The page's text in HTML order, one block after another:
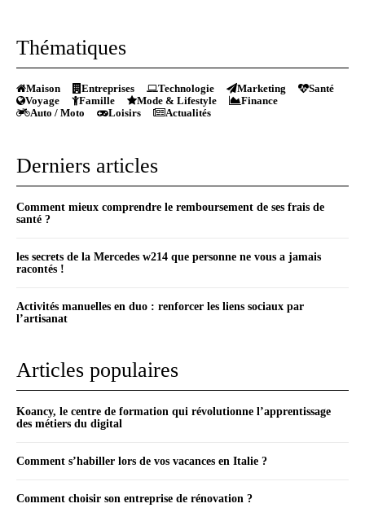
Thématiques
Maison Entreprises Technologie Marketing
Santé
Voyage
Famille Mode & Lifestyle
Finance
Auto / Moto
Loisirs Actualités
Derniers articles
Comment mieux comprendre le remboursement de ses frais de
santé ?
les secrets de la Mercedes w214 que personne ne vous a jamais
racontés !
Activités manuelles en duo : renforcer les liens sociaux par
l’artisanat
Articles populaires
Koancy, le centre de formation qui révolutionne l’apprentissage
des métiers du digital
Comment s’habiller lors de vos vacances en Italie ?
Comment choisir son entreprise de rénovation ?